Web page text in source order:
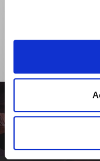
Project Example 2 –